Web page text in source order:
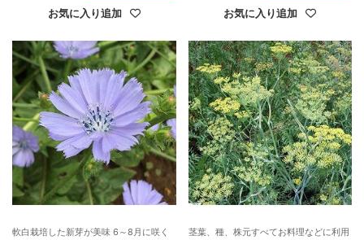
お気に入り追加 お気に入り追加
軟白栽培した新芽が美味 6～8月に咲く
茎葉、種、株元すべてお料理などに利用